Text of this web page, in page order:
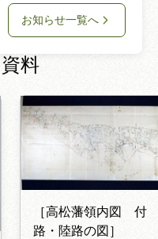
お知らせ一覧へ
料
［高松藩領内図 付
路・陸路の図］